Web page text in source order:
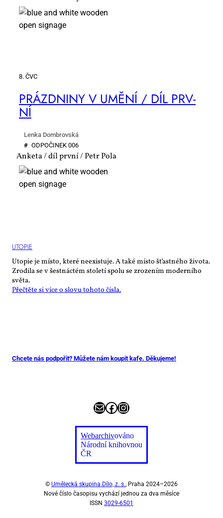
8. ČVC
PRÁZD­NI­NY V UMĚ­NÍ / DÍL PRV­
NÍ
Lenka Dombrovská
# OD­PO­ČI­NEK 006
Anketa / díl první / Petr Pola
UTO­PIE
Utopie je místo, které neexistuje. A také místo šťastného života.
Zrodila se v šestnáctém století spolu se zrozením moderního
světa.
Přečtěte si více o slovu tohoto čísla.
Chcete nás podpořit? Můžete nám koupit kafe. Děkujeme!
E-mailFacebook
Instagram
Webarchivováno
Národní knihovnou
ČR
© Umělecká skupina Dílo, z. s., Praha 2024–2026
Nové číslo časopisu vychází jednou za dva měsíce
ISSN 3029-6501